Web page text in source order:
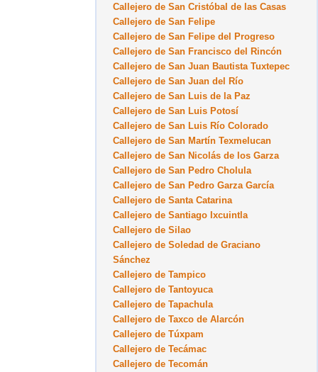
Callejero de San Cristóbal de las Casas
Callejero de San Felipe
Callejero de San Felipe del Progreso
Callejero de San Francisco del Rincón
Callejero de San Juan Bautista Tuxtepec
Callejero de San Juan del Río
Callejero de San Luis de la Paz
Callejero de San Luis Potosí
Callejero de San Luis Río Colorado
Callejero de San Martín Texmelucan
Callejero de San Nicolás de los Garza
Callejero de San Pedro Cholula
Callejero de San Pedro Garza García
Callejero de Santa Catarina
Callejero de Santiago Ixcuintla
Callejero de Silao
Callejero de Soledad de Graciano
Sánchez
Callejero de Tampico
Callejero de Tantoyuca
Callejero de Tapachula
Callejero de Taxco de Alarcón
Callejero de Túxpam
Callejero de Tecámac
Callejero de Tecomán